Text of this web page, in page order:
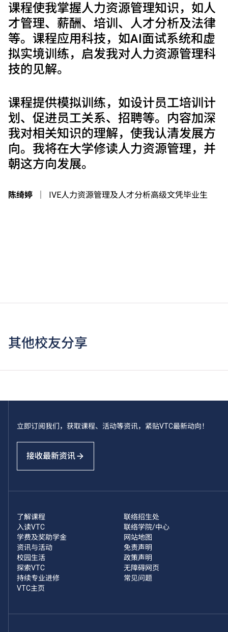
课程使我掌握人力资源管理知识，如人
才管理、薪酬、培训、人才分析及法律
等。课程应用科技，如AI面试系统和虚
拟实境训练，启发我对人力资源管理科
技的见解。
课程提供模拟训练，如设计员工培训计
划、促进员工关系、招聘等。内容加深
我对相关知识的理解，使我认清发展方
向。我将在大学修读人力资源管理，并
朝这方向发展。
陈绮婷 IVE人力资源管理及人才分析高级文凭毕业生
其他校友分享
立即订阅我们，获取课程、活动等资讯，紧贴VTC最新动向！
接收最新资讯
了解课程
入读VTC
学费及奖助学金
资讯与活动
校园生活
探索VTC
持续专业进修
VTC主页
联络招生处
联络学院/中心
网站地图
免责声明
政策声明
无障碍网页
常见问题